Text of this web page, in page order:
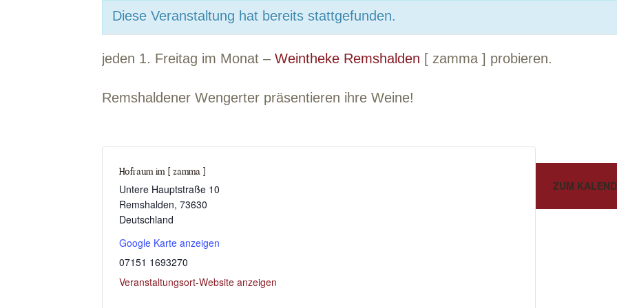
Diese Veranstaltung hat bereits stattgefunden.
jeden 1. Freitag im Monat – Weintheke Remshalden [ zamma ] probieren.
Remshaldener Wengerter präsentieren ihre Weine!
Hofraum im [ zamma ]
Untere Hauptstraße 10
Remshalden, 73630
Deutschland
Google Karte anzeigen
07151 1693270
Veranstaltungsort-Website anzeigen
ZUM